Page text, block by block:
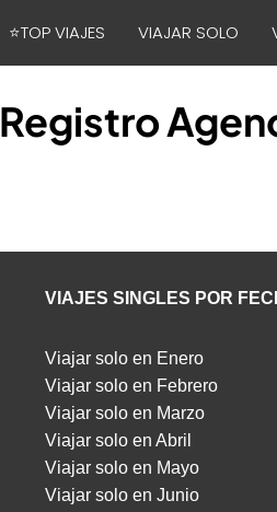
⭐TOP VIAJES VIAJAR SOLO
Registro
VIAJES SINGLES POR
Viajar solo en Enero
Viajar solo en Febrero
Viajar solo en Marzo
Viajar solo en Abril
Viajar solo en Mayo
Viajar solo en Junio